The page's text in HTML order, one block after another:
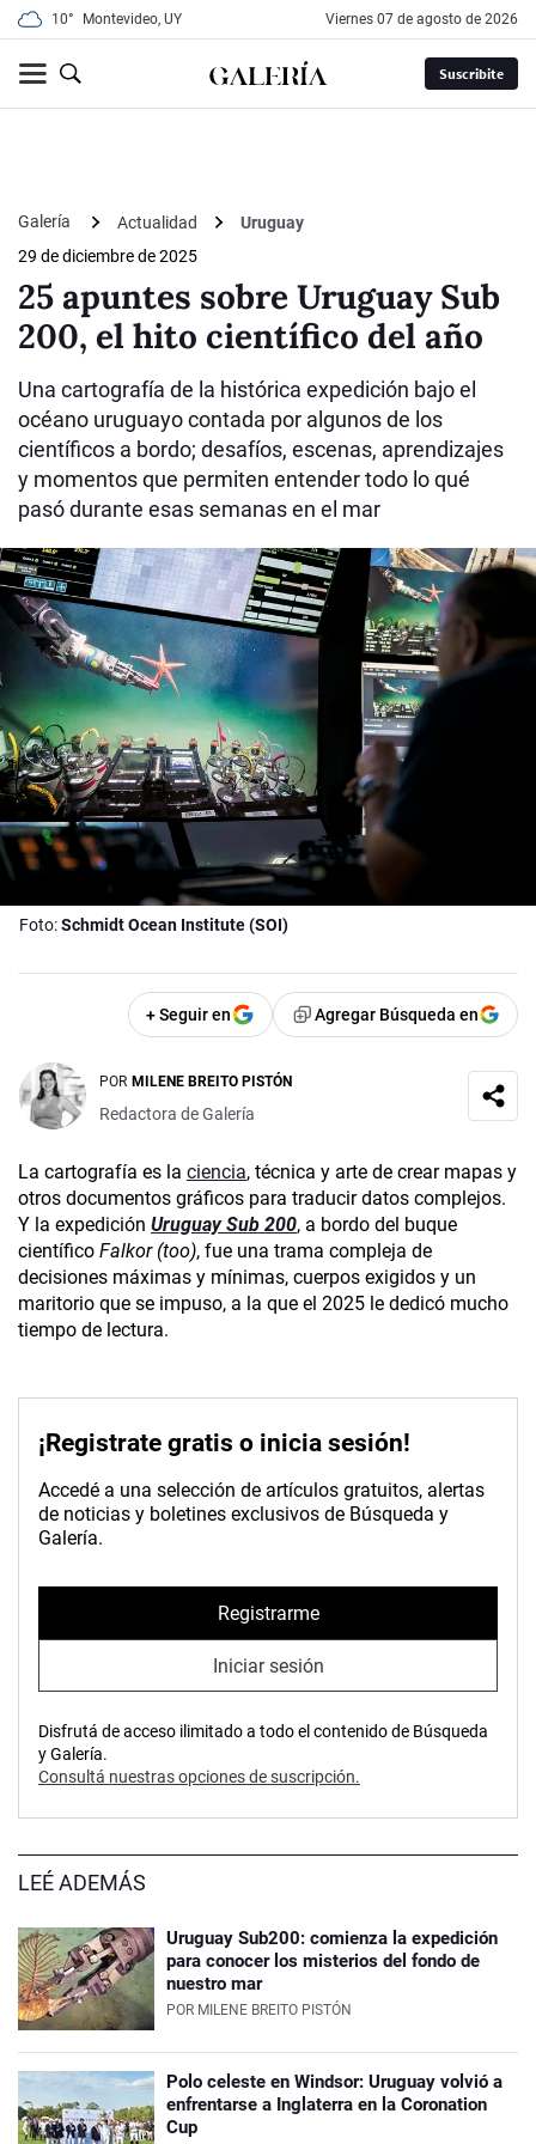
10° Montevideo, UY viernes 07 de agosto de 2026
Suscribite
Galería Actualidad
Uruguay
29 de diciembre de 2025
25 apuntes sobre Uruguay Sub
200, el hito científico del año
Una cartografía de la histórica expedición bajo el
océano uruguayo contada por algunos de los
científicos a bordo; desafíos, escenas, aprendizajes
y momentos que permiten entender todo lo qué
pasó durante esas semanas en el mar
Foto:Schmidt Ocean Institute (SOI)
+ Seguir en Agregar Búsqueda en
POR MILENE BREITO PISTÓN
Redactora de Galería
La cartografía es la ciencia, técnica y arte de crear mapas y
otros documentos gráficos para traducir datos complejos.
Y la expedición Uruguay Sub 200, a bordo del buque
científico Falkor (too), fue una trama compleja de
decisiones máximas y mínimas, cuerpos exigidos y un
maritorio que se impuso, a la que el 2025 le dedicó mucho
tiempo de lectura.
¡Registrate gratis o inicia sesión!
Accedé a una selección de artículos gratuitos, alertas
de noticias y boletines exclusivos de Búsqueda y
Galería.
Registrarme
Iniciar sesión
Disfrutá de acceso ilimitado a todo el contenido de Búsqueda
y Galería.
Consultá nuestras opciones de suscripción.
LEÉ ADEMÁS
Uruguay Sub200: comienza la expedición
para conocer los misterios del fondo de
nuestro mar
POR MILENE BREITO PISTÓN
Polo celeste en Windsor: Uruguay volvió a
enfrentarse a Inglaterra en la Coronation
Cup